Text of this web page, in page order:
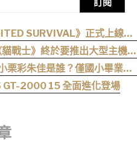
訂閱
SURVIVAL》正式上線！
破 100 萬！
戰士》終於要推出大型主機遊
Forest》今年秋季登場，
大部族冒險
彩朱佳是誰？僅國小畢業人
背景一次認識
GT-2000 15 全面進化登場